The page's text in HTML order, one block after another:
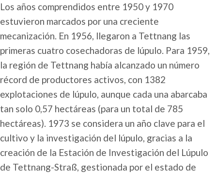
Los años comprendidos entre 1950 y 1970
estuvieron marcados por una creciente
mecanización. En 1956, llegaron a Tettnang las
primeras cuatro cosechadoras de lúpulo. Para 1959,
la región de Tettnang había alcanzado un número
récord de productores activos, con 1382
explotaciones de lúpulo, aunque cada una abarcaba
tan solo 0,57 hectáreas (para un total de 785
hectáreas). 1973 se considera un año clave para el
cultivo y la investigación del lúpulo, gracias a la
creación de la Estación de Investigación del Lúpulo
de Tettnang-Straß, gestionada por el estado de